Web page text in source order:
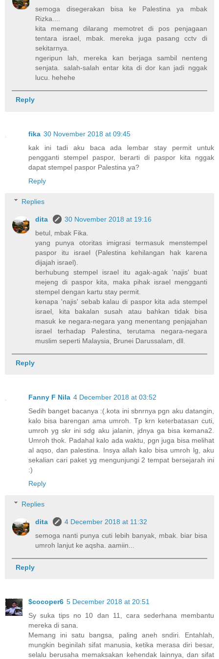
semoga disegerakan bisa ke Palestina ya mbak
Rizka....
kita memang dilarang memotret di pos penjagaan
tentara israel, mbak. mereka juga pasang cctv di
sekitarnya.
ngeripun lah, mereka kan berjaga sambil nenteng
senjata. salah-salah entar kita di dor kan jadi nggak
lucu. hehehe
Reply
fika 30 November 2018 at 09:45
kak ini tadi aku baca ada lembar stay permit untuk
pengganti stempel paspor, berarti di paspor kita nggak
dapat stempel paspor Palestina ya?
Reply
Replies
dita
30 November 2018 at 19:16
betul, mbak Fika.
yang punya otoritas imigrasi termasuk menstempel
paspor itu israel (Palestina kehilangan hak karena
dijajah israel).
berhubung stempel israel itu agak-agak 'najis' buat
mejeng di paspor kita, maka pihak israel mengganti
stempel dengan kartu stay permit.
kenapa 'najis' sebab kalau di paspor kita ada stempel
israel, kita bakalan susah atau bahkan tidak bisa
masuk ke negara-negara yang menentang penjajahan
israel terhadap Palestina, terutama negara-negara
muslim seperti Malaysia, Brunei Darussalam, dll.
Reply
Fanny F Nila 4 December 2018 at 03:52
Sedih banget bacanya :(.kota ini sbnrnya pgn aku datangin,
kalo bisa barengan ama umroh. Tp krn keterbatasan cuti,
umroh yg skr ini sdg aku jalanin, jdnya ga bisa kemana2.
Umroh thok. Padahal kalo ada waktu, pgn juga bisa melihat
al aqso, dan palestina. Insya allah kalo bisa umroh lg, aku
sekalian cari paket yg mengunjungi 2 tempat bersejarah ini
:)
Reply
Replies
dita
4 December 2018 at 11:32
semoga nanti punya cuti lebih banyak, mbak. biar bisa
umroh lanjut ke aqsha. aamiin...
Reply
$cocoper6 5 December 2018 at 20:51
Sy suka tips no 10 dan 11, cara sederhana membantu
mereka di sana.
Memang ini satu bangsa, paling aneh sndiri. Entahlah,
mungkin beginilah sifat manusia, ketika merasa diri besar,
selalu berusaha memaksakan kehendak lainnya, dan sifat